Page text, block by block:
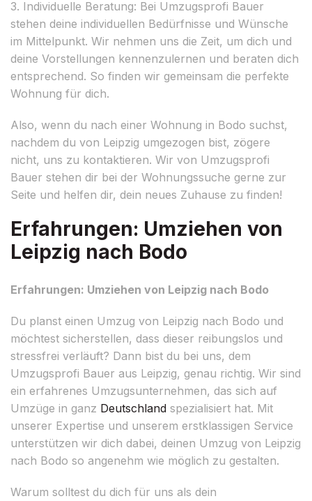
3. Individuelle Beratung: Bei Umzugsprofi Bauer
stehen deine individuellen Bedürfnisse und Wünsche
im Mittelpunkt. Wir nehmen uns die Zeit, um dich und
deine Vorstellungen kennenzulernen und beraten dich
entsprechend. So finden wir gemeinsam die perfekte
Wohnung für dich.
Also, wenn du nach einer Wohnung in Bodo suchst,
nachdem du von Leipzig umgezogen bist, zögere
nicht, uns zu kontaktieren. Wir von Umzugsprofi
Bauer stehen dir bei der Wohnungssuche gerne zur
Seite und helfen dir, dein neues Zuhause zu finden!
Erfahrungen: Umziehen von
Leipzig nach Bodo
Erfahrungen: Umziehen von Leipzig nach Bodo
Du planst einen Umzug von Leipzig nach Bodo und
möchtest sicherstellen, dass dieser reibungslos und
stressfrei verläuft? Dann bist du bei uns, dem
Umzugsprofi Bauer aus Leipzig, genau richtig. Wir sind
ein erfahrenes Umzugsunternehmen, das sich auf
Umzüge in ganz Deutschland spezialisiert hat. Mit
unserer Expertise und unserem erstklassigen Service
unterstützen wir dich dabei, deinen Umzug von Leipzig
nach Bodo so angenehm wie möglich zu gestalten.
Warum solltest du dich für uns als dein